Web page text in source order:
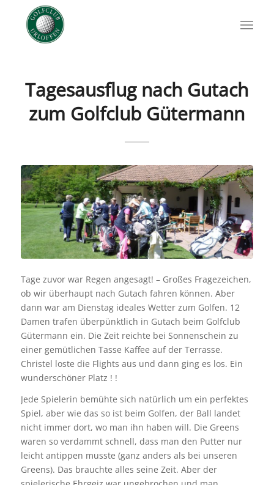
Tagesausflug nach Gutach
zum Golfclub Gütermann
Tage zuvor war Regen angesagt! – Großes Fragezeichen,
ob wir überhaupt nach Gutach fahren können. Aber
dann war am Dienstag ideales Wetter zum Golfen. 12
Damen trafen überpünktlich in Gutach beim Golfclub
Gütermann ein. Die Zeit reichte bei Sonnenschein zu
einer gemütlichen Tasse Kaffee auf der Terrasse.
Christel loste die Flights aus und dann ging es los. Ein
wunderschöner Platz ! !
Jede Spielerin bemühte sich natürlich um ein perfektes
Spiel, aber wie das so ist beim Golfen, der Ball landet
nicht immer dort, wo man ihn haben will. Die Greens
waren so verdammt schnell, dass man den Putter nur
leicht antippen musste (ganz anders als bei unseren
Greens). Das brauchte alles seine Zeit. Aber der